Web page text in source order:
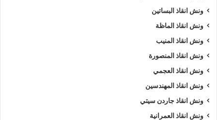
ونش انقاذ البساتين
ونش انقاذ الماظة
ونش انقاذ المنيب
ونش انقاذ المنصورة
ونش انقاذ العجمي
ونش انقاذ المهندسين
ونش انقاذ جاردن سيتي
ونش انقاذ العمرانية